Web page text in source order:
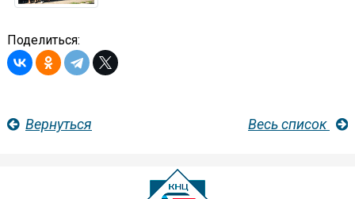
Поделиться:
Вернуться Весь список